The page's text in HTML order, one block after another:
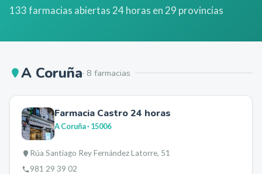
133farmacias abiertas 24 horas en 29 provincias
A Coruña· 8 farmacias
Farmacia Castro 24 horas
A Coruña· 15006
Rúa Santiago Rey Fernández Latorre, 51
981 29 39 02